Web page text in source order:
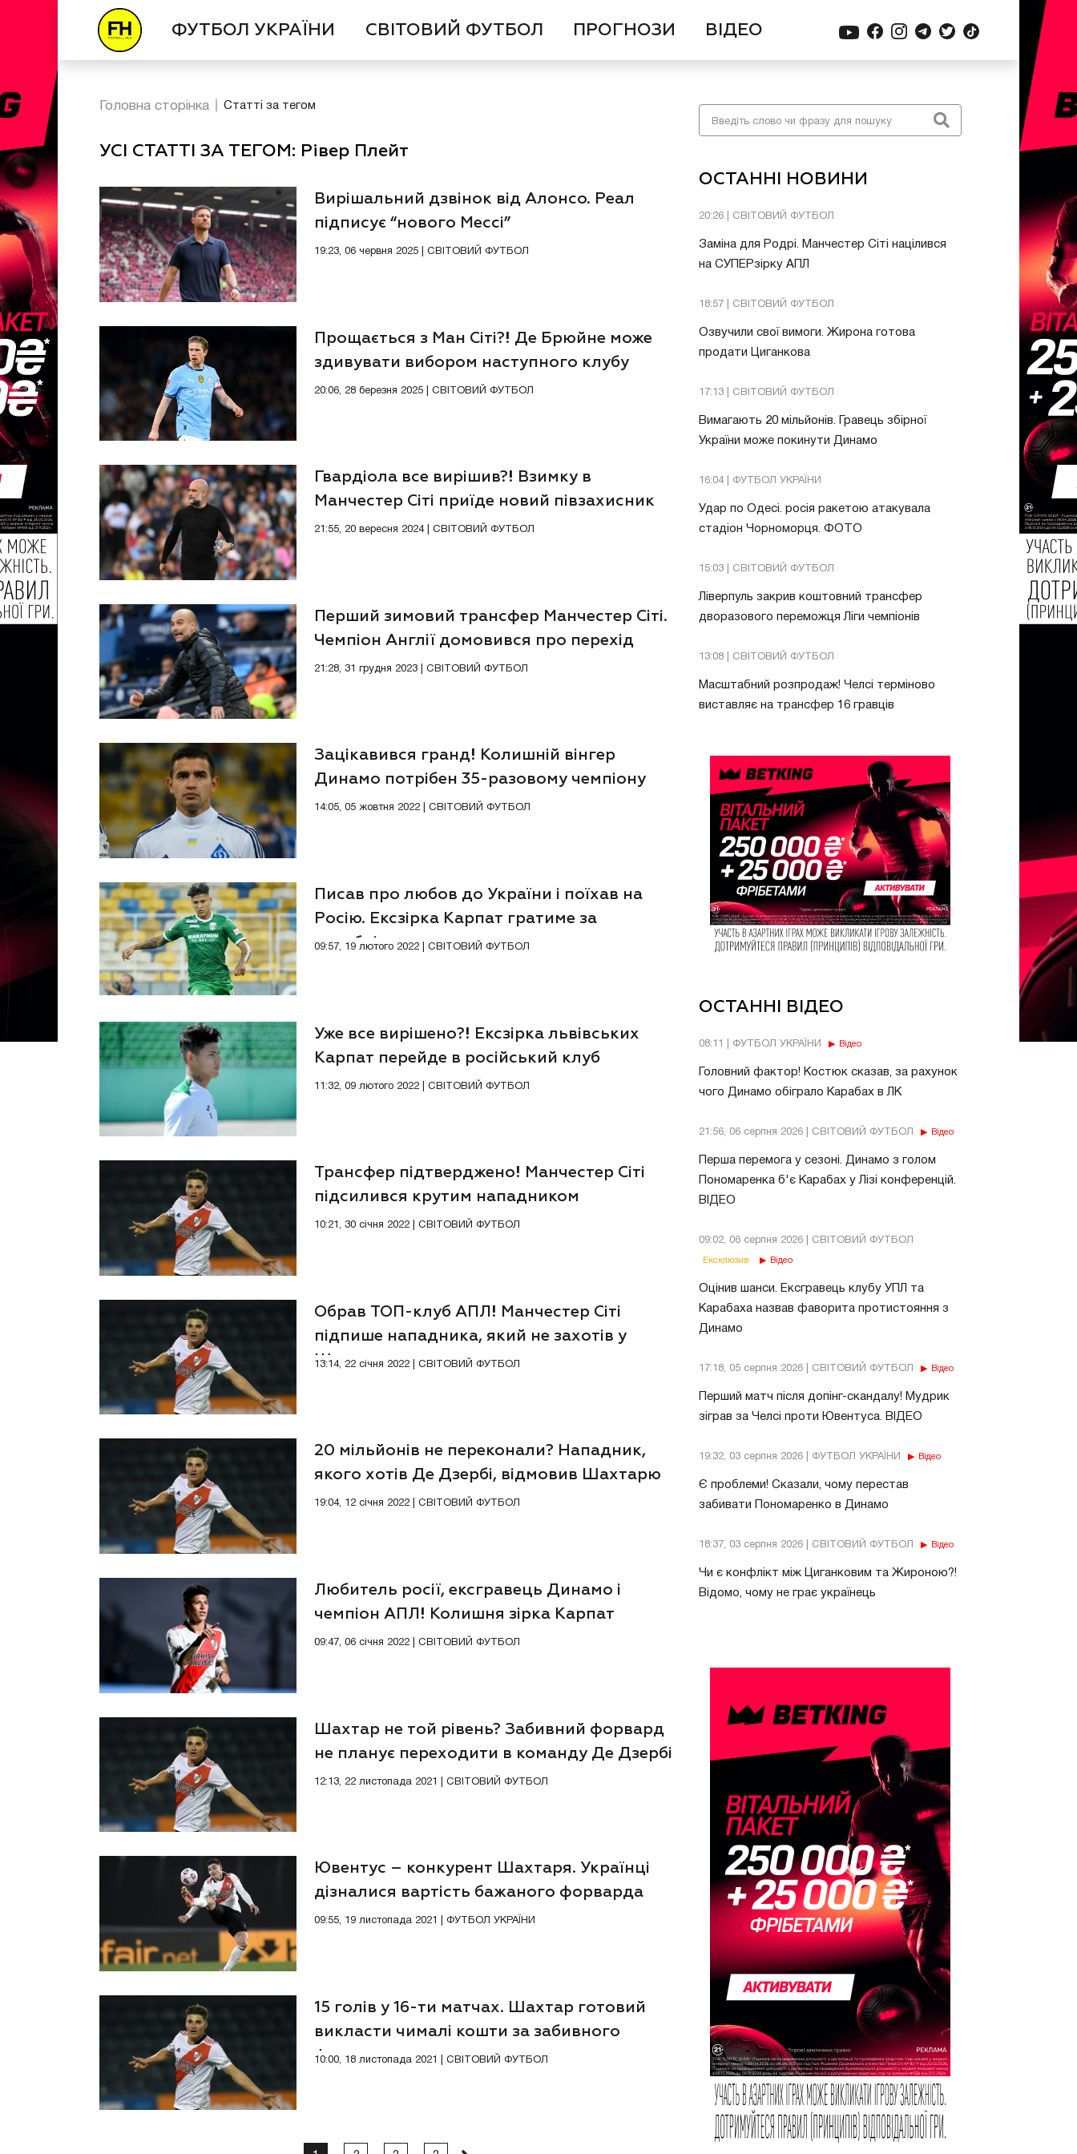
ФУТБОЛ УКРАЇНИ СВІТОВИЙ ФУТБОЛ ПРОГНОЗИ ВІДЕО
ОСТАННІ НОВИНИ
20:26 | СВІТОВИЙ ФУТБОЛ
Заміна для Родрі. Манчестер Сіті націлився
на СУПЕРзірку АПЛ
18:57 | СВІТОВИЙ ФУТБОЛ
Озвучили свої вимоги. Жирона готова
продати Циганкова
17:13 | СВІТОВИЙ ФУТБОЛ
Вимагають 20 мільйонів. Гравець збірної
України може покинути Динамо
16:04 | ФУТБОЛ УКРАЇНИ
Удар по Одесі. росія ракетою атакувала
стадіон Чорноморця. ФОТО
15:03 | СВІТОВИЙ ФУТБОЛ
Ліверпуль закрив коштовний трансфер
дворазового переможця Ліги чемпіонів
13:08 | СВІТОВИЙ ФУТБОЛ
Масштабний розпродаж! Челсі терміново
виставляє на трансфер 16 гравців
ОСТАННІ ВІДЕО
08:11 | ФУТБОЛ УКРАЇНИ Відео
Головний фактор! Костюк сказав, за рахунок
чого Динамо обіграло Карабах в ЛК
21:56, 06 серпня 2026 | СВІТОВИЙ ФУТБОЛ Відео
Перша перемога у сезоні. Динамо з голом
Пономаренка б'є Карабах у Лізі конференцій.
ВІДЕО
09:02, 06 серпня 2026 | СВІТОВИЙ ФУТБОЛ
Ексклюзив Відео
Оцінив шанси. Ексгравець клубу УПЛ та
Карабаха назвав фаворита протистояння з
Динамо
17:18, 05 серпня 2026 | СВІТОВИЙ ФУТБОЛ Відео
Перший матч після допінг-скандалу! Мудрик
зіграв за Челсі проти Ювентуса. ВІДЕО
19:32, 03 серпня 2026 | ФУТБОЛ УКРАЇНИ Відео
Є проблеми! Сказали, чому перестав
забивати Пономаренко в Динамо
18:37, 03 серпня 2026 | СВІТОВИЙ ФУТБОЛ Відео
Чи є конфлікт між Циганковим та Жироною?!
Відомо, чому не грає українець
Головна сторінка Статті за тегом
УСІ СТАТТІ ЗА ТЕГОМ: Рівер Плейт
Вирішальний дзвінок від Алонсо. Реал
підписує “нового Мессі”
19:23, 06 червня 2025 | СВІТОВИЙ ФУТБОЛ
Прощається з Ман Сіті?! Де Брюйне може
здивувати вибором наступного клубу
20:06, 28 березня 2025 | СВІТОВИЙ ФУТБОЛ
Гвардіола все вирішив?! Взимку в
Манчестер Сіті приїде новий півзахисник
21:55, 20 вересня 2024 | СВІТОВИЙ ФУТБОЛ
Перший зимовий трансфер Манчестер Сіті.
Чемпіон Англії домовився про перехід
таланта
21:28, 31 грудня 2023 | СВІТОВИЙ ФУТБОЛ
Зацікавився гранд! Колишній вінгер
Динамо потрібен 35-разовому чемпіону
14:05, 05 жовтня 2022 | СВІТОВИЙ ФУТБОЛ
Писав про любов до України і поїхав на
Росію. Ексзірка Карпат гратиме за
порєбріком
09:57, 19 лютого 2022 | СВІТОВИЙ ФУТБОЛ
Уже все вирішено?! Ексзірка львівських
Карпат перейде в російський клуб
11:32, 09 лютого 2022 | СВІТОВИЙ ФУТБОЛ
Трансфер підтверджено! Манчестер Сіті
підсилився крутим нападником
10:21, 30 січня 2022 | СВІТОВИЙ ФУТБОЛ
Обрав ТОП-клуб АПЛ! Манчестер Сіті
підпише нападника, який не захотів у
Шахтар
13:14, 22 січня 2022 | СВІТОВИЙ ФУТБОЛ
20 мільйонів не переконали? Нападник,
якого хотів Де Дзербі, відмовив Шахтарю
19:04, 12 січня 2022 | СВІТОВИЙ ФУТБОЛ
Любитель росії, ексгравець Динамо і
чемпіон АПЛ! Колишня зірка Карпат
отримає нову команду
09:47, 06 січня 2022 | СВІТОВИЙ ФУТБОЛ
Шахтар не той рівень? Забивний форвард
не планує переходити в команду Де Дзербі
12:13, 22 листопада 2021 | СВІТОВИЙ ФУТБОЛ
Ювентус – конкурент Шахтаря. Українці
дізналися вартість бажаного форварда
09:55, 19 листопада 2021 | ФУТБОЛ УКРАЇНИ
15 голів у 16-ти матчах. Шахтар готовий
викласти чималі кошти за забивного
форварда
10:00, 18 листопада 2021 | СВІТОВИЙ ФУТБОЛ